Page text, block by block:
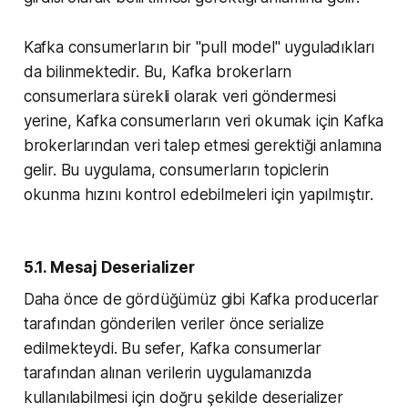
Kafka consumerların bir "pull model" uyguladıkları
da bilinmektedir. Bu, Kafka brokerlarn
consumerlara sürekli olarak veri göndermesi
yerine, Kafka consumerların veri okumak için Kafka
brokerlarından veri talep etmesi gerektiği anlamına
gelir. Bu uygulama, consumerların topiclerin
okunma hızını kontrol edebilmeleri için yapılmıştır.
5.1. Mesaj Deserializer
Daha önce de gördüğümüz gibi Kafka producerlar
tarafından gönderilen veriler önce serialize
edilmekteydi. Bu sefer, Kafka consumerlar
tarafından alınan verilerin uygulamanızda
kullanılabilmesi için doğru şekilde deserializer